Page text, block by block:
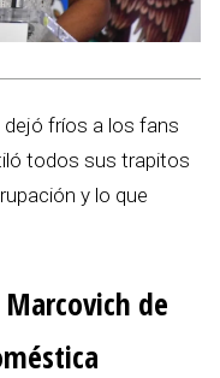
dejó fríos a los fans
todos sus trapitos
y lo que
de